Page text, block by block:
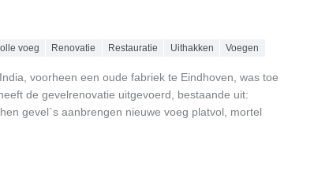
voeg Renovatie Restauratie Uithakken Voegen
voorheen een oude fabriek te Eindhoven, was toe
de gevelrenovatie uitgevoerd, bestaande uit:
gevel`s aanbrengen nieuwe voeg platvol, mortel